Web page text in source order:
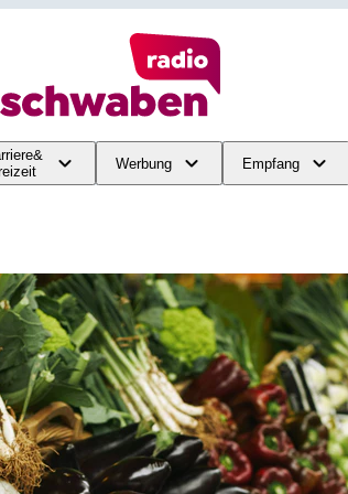
Werbung Empfang